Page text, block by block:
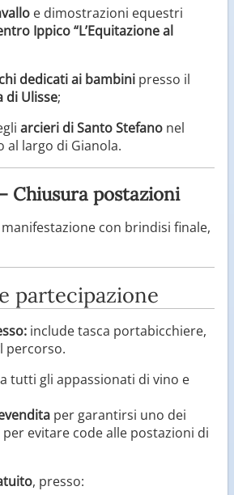
e dimostrazioni equestri
Ippico “L’Equitazione al
dedicati ai bambini presso il
di Ulisse;
arcieri di Santo Stefano nel
al largo di Gianola.
Chiusura postazioni
con brindisi finale,
partecipazione
include tasca portabicchiere,
percorso.
tutti gli appassionati di vino e
per garantirsi uno dei
evitare code alle postazioni di
, presso: